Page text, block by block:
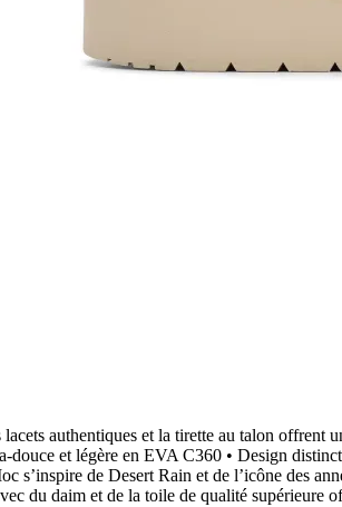
authentiques et la tirette au talon
et légère en EVA C360 • Design
s’inspire de Desert Rain et de l’icône des
du daim et de la toile de qualité supérieure